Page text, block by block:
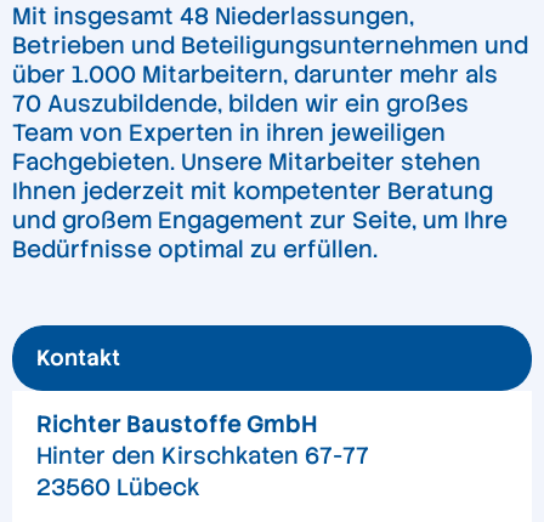
Mit insgesamt 48 Niederlassungen,
Betrieben und Beteiligungsunternehmen und
über 1.000 Mitarbeitern, darunter mehr als
70 Auszubildende, bilden wir ein großes
Team von Experten in ihren jeweiligen
Fachgebieten. Unsere Mitarbeiter stehen
Ihnen jederzeit mit kompetenter Beratung
und großem Engagement zur Seite, um Ihre
Bedürfnisse optimal zu erfüllen.
Kontakt
Richter Baustoffe GmbH
Hinter den Kirschkaten 67-77
23560 Lübeck